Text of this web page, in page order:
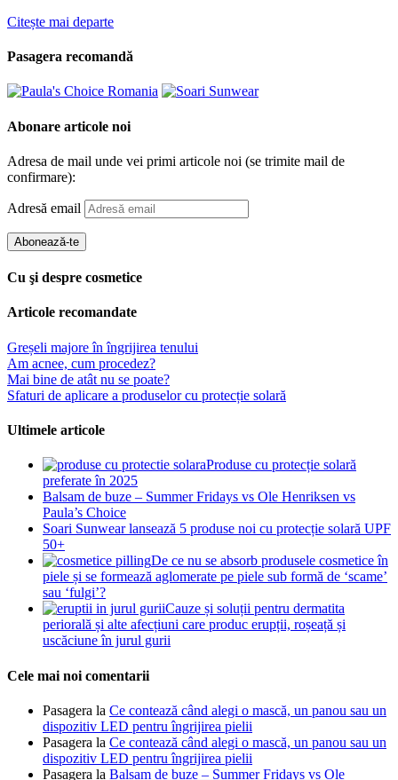
Citește mai departe
Pasagera recomandă
Abonare articole noi
Adresa de mail unde vei primi articole noi (se trimite mail de
confirmare):
Adresă email
Abonează-te
Cu şi despre cosmetice
Articole recomandate
Greșeli majore în îngrijirea tenului
Am acnee, cum procedez?
Mai bine de atât nu se poate?
Sfaturi de aplicare a produselor cu protecție solară
Ultimele articole
Produse cu protecție solară
preferate în 2025
Balsam de buze – Summer Fridays vs Ole Henriksen vs
Paula’s Choice
Soari Sunwear lansează 5 produse noi cu protecție solară UPF
50+
De ce nu se absorb produsele cosmetice în
piele și se formează aglomerate pe piele sub formă de ‘scame’
sau ‘fulgi’?
Cauze și soluții pentru dermatita
periorală și alte afecțiuni care produc erupții, roșeață și
uscăciune în jurul gurii
Cele mai noi comentarii
Pasagera la Ce contează când alegi o mască, un panou sau un
dispozitiv LED pentru îngrijirea pielii
Pasagera la Ce contează când alegi o mască, un panou sau un
dispozitiv LED pentru îngrijirea pielii
Pasagera la Balsam de buze – Summer Fridays vs Ole